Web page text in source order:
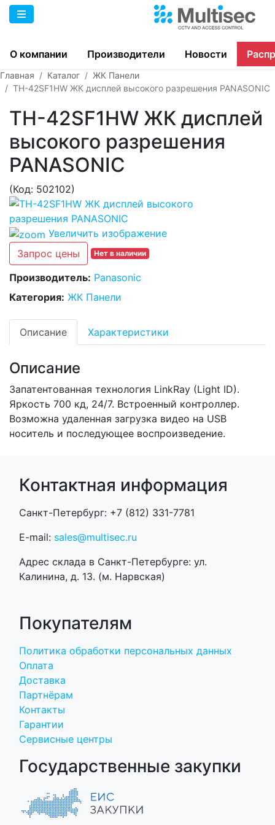
О компании Производители Новости
Главная Каталог
ЖК Панели
TH-42SF1HW ЖК дисплей высокого разрешения PANASONIC
TH-42SF1HW ЖК дисплей
высокого разрешения
PANASONIC
(Код: 502102)
Увеличить изображение
Запрос цены
Нет в наличии
Производитель: Panasonic
Категория: ЖК Панели
Описание Характеристики
Описание
Запатентованная технология LinkRay (Light ID).
Яркость 700 кд, 24/7. Встроенный контроллер.
Возможна удаленная загрузка видео на USB
носитель и последующее воспроизведение.
Контактная информация
Санкт-Петербург: +7 (812) 331-7781
E-mail: sales@multisec.ru
Адрес склада в Санкт-Петербурге: ул.
Калинина, д. 13. (м. Нарвская)
Покупателям
Политика обработки персональных данных
Оплата
Доставка
Партнёрам
Контакты
Гарантии
Сервисные центры
Государственные закупки